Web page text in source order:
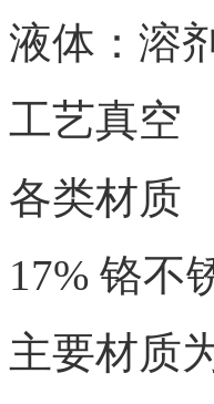
液体：溶
工艺真空
各类材质
17% 铬不
主要材质